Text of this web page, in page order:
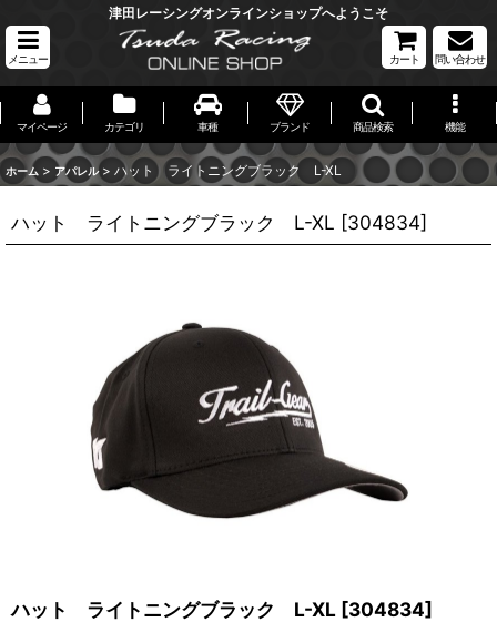
津田レーシングオンラインショップへようこそ
メニュー カート 問い合わせ
マイページ カテゴリ 車種 ブランド 商品検索 機能
ホーム > アパレル > ハット ライトニングブラック L-XL
ハット ライトニングブラック L-XL [304834]
ハット ライトニングブラック L-XL [304834]